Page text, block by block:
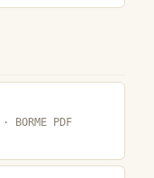
· BORME PDF